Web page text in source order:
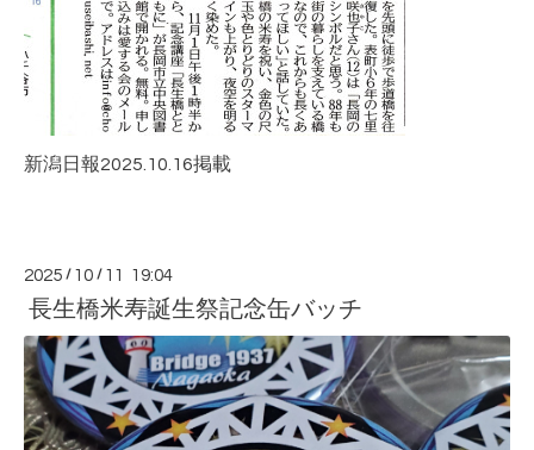
新潟日報2025.10.16掲載
2025 / 10 / 11 19:04
長生橋米寿誕生祭記念缶バッチ